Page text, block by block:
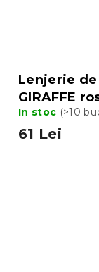
Lenjerie
GIRAFFE
In stoc (>10
61 Lei